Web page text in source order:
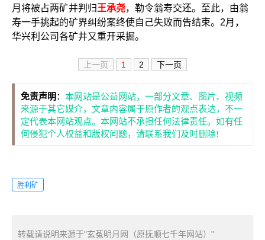
月将被占两矿井判归 王承尧，勒令翁寿交还。至此，由翁
寿一手挑起的矿界纠纷案终使自己失败而告结束。2月，
华兴利公司各矿井又重开采掘。
上一页 1 2 下一页
免责声明 ： 本网站是公益网站，一部分文章、图片、视频
来源于其它媒介，文章内容属于原作者的观点表达，不一
定代表本网站观点。本网站不承担任何法律责任。如有任
何侵犯个人权益和版权问题，请联系我们及时删除!
胜利矿
转载请说明来源于"玄菟明月网（原抚顺七千年网站）"